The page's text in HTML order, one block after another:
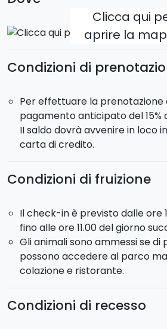
Clicca qui
aprire la
Condizioni di
Per effettuare la prenotazione
pagamento anticipato del
II saldo dovrà avvenire in loco
carta di credito.
Condizioni di fruizione
Il check-in è previsto dalle ore
fino alle ore 11.00 del giorno
Gli animali sono ammessi se di
possono accedere al parco
colazione e ristorante.
Condizioni di recesso